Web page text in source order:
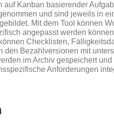
auf Kanban basierender
und sind jeweils in
Mit dem Tool können
angepasst werden
Checklisten,
den Bezahlversionen mit
im Archiv gespeichert
Anforderungen